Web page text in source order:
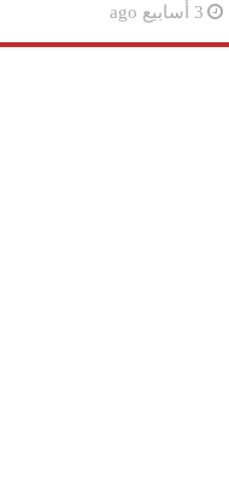
3 أسابيع ago